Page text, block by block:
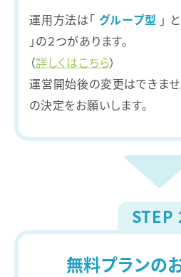
運用方法は「 グループ型 」
」の２つがあります。
（詳しくはこちら）
運営開始後の変更はできま
の決定をお願いします。
STEP
無料プランの